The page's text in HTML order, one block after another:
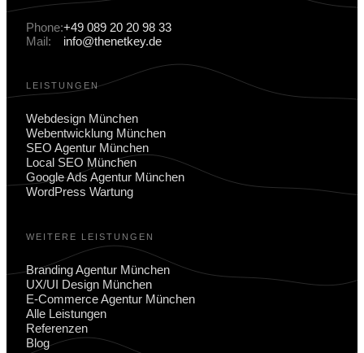
Phone:+49 089 20 20 98 33
Mail:
info@thenetkey.de
LEISTUNGEN
Webdesign München
Webentwicklung München
SEO Agentur München
Local SEO München
Google Ads Agentur München
WordPress Wartung
WEITERE LEISTUNGEN
Branding Agentur München
UX/UI Design München
E-Commerce Agentur München
Alle Leistungen
Referenzen
Blog